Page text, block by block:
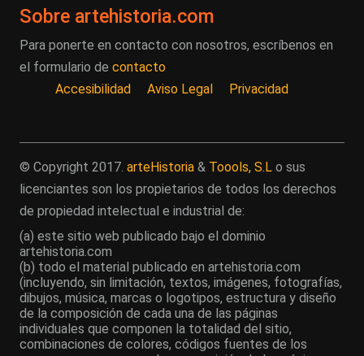
Sobre artehistoria.com
Para ponerte en contacto con nosotros, escríbenos en
el formulario de contacto
Accesibilidad
Aviso Legal Privacidad
© Copyright 2017. arteHistoria & Toools, S.L o sus
licenciantes son los propietarios de todos los derechos
de propiedad intelectual e industrial de:
(a) este sitio web publicado bajo el dominio
artehistoria.com
(b) todo el material publicado en artehistoria.com
(incluyendo, sin limitación, textos, imágenes, fotografías,
dibujos, música, marcas o logotipos, estructura y diseño
de la composición de cada una de las páginas
individuales que componen la totalidad del sitio,
combinaciones de colores, códigos fuentes de los